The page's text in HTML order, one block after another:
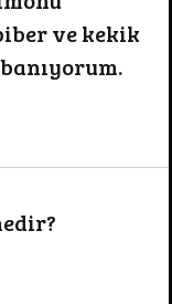
ve kekik